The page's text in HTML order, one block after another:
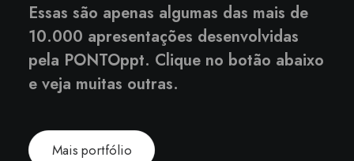
Essas são apenas algumas das mais de
10.000 apresentações desenvolvidas
pela PONTOppt. Clique no botão abaixo
e veja muitas outras.
Mais portfólio